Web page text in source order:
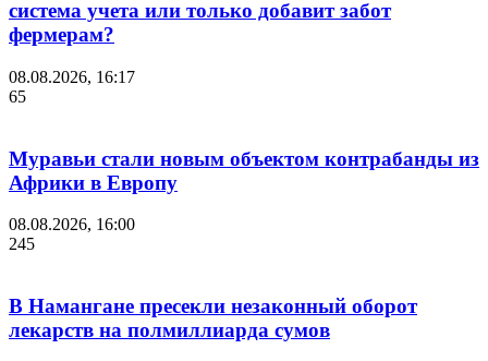
система учета или только добавит забот
фермерам?
08.08.2026, 16:17
65
Муравьи стали новым объектом контрабанды из
Африки в Европу
08.08.2026, 16:00
245
В Намангане пресекли незаконный оборот
лекарств на полмиллиарда сумов